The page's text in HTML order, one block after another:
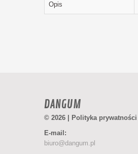
Opis
DANGUM
© 2026 |
Polityka prywatności
E-mail:
biuro@dangum.pl